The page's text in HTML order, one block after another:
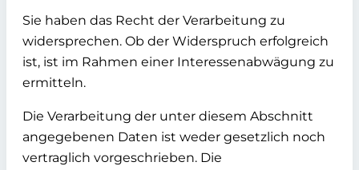
Sie haben das Recht der Verarbeitung zu
widersprechen. Ob der Widerspruch erfolgreich
ist, ist im Rahmen einer Interessenabwägung zu
ermitteln.
Die Verarbeitung der unter diesem Abschnitt
angegebenen Daten ist weder gesetzlich noch
vertraglich vorgeschrieben. Die